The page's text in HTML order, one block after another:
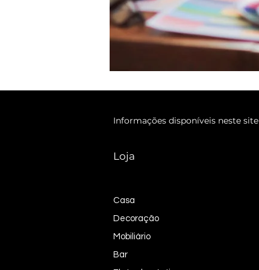
Informações disponíveis neste site
Loja
Casa
Decoração
Mobiliário
Bar